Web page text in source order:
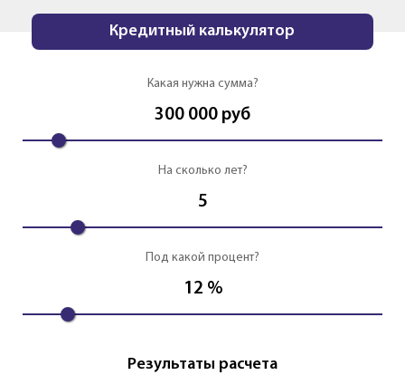
Кредитный калькулятор
Какая нужна сумма?
300 000 руб
На сколько лет?
5
Под какой процент?
12 %
Результаты расчета